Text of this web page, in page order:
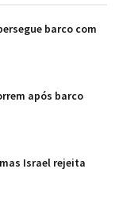
barco com
após barco
Israel rejeita